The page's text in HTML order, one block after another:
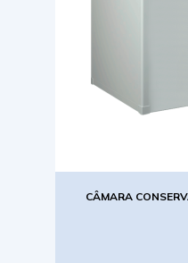
CÂMARA